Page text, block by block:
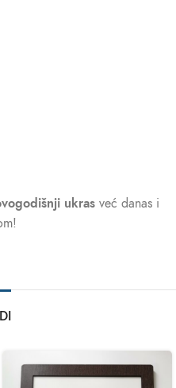
ukras već danas i